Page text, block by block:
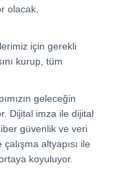
olacak.
için gerekli
kurup, tüm
geleceğin
Dijital imza ile dijital
güvenlik ve veri
altyapısı ile
koyuluyor.